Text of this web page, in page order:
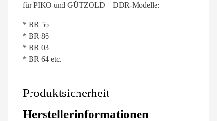
für PIKO und GÜTZOLD – DDR-Modelle:
* BR 56
* BR 86
* BR 03
* BR 64 etc.
Produktsicherheit
Herstellerinformationen